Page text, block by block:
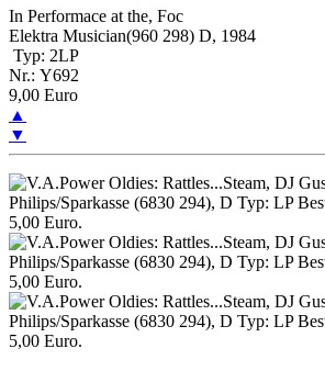
In Performace at the, Foc
Elektra Musician(960 298) D, 1984
Typ: 2LP
Nr.: Y692
9,00 Euro
▲
▼